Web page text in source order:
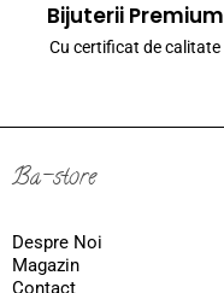
Bijuterii Premium
Cu certificat de calitate
Ba-store
Despre Noi
Magazin
Contact